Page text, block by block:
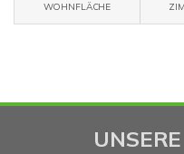
WOHNFLÄCHE